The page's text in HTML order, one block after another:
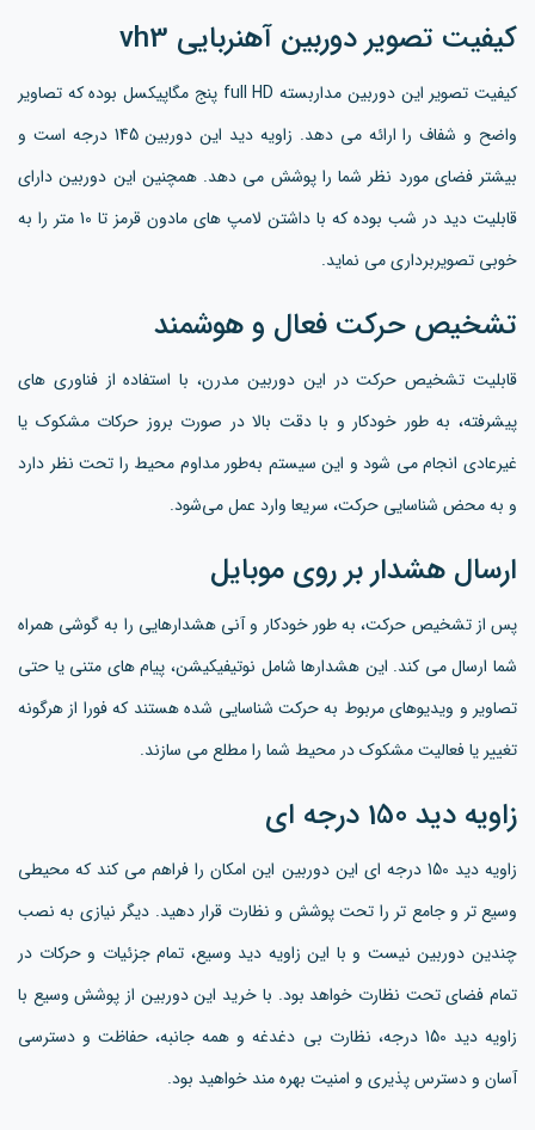
کیفیت تصویر دوربین آهنربایی vh3
کیفیت تصویر این دوربین مداربسته full HD پنج مگاپیکسل بوده که تصاویر
واضح و شفاف را ارائه می دهد. زاویه دید این دوربین 145 درجه است و
بیشتر فضای مورد نظر شما را پوشش می دهد. همچنین این دوربین دارای
قابلیت دید در شب بوده که با داشتن لامپ های مادون قرمز تا 10 متر را به
خوبی تصویربرداری می نماید.
تشخیص حرکت فعال و هوشمند
قابلیت تشخیص حرکت در این دوربین مدرن، با استفاده از فناوری های
پیشرفته، به طور خودکار و با دقت بالا در صورت بروز حرکات مشکوک یا
غیرعادی انجام می شود و این سیستم به‌طور مداوم محیط را تحت نظر دارد
و به محض شناسایی حرکت، سریعا وارد عمل می‌شود.
ارسال هشدار بر روی موبایل
پس از تشخیص حرکت، به طور خودکار و آنی هشدارهایی را به گوشی همراه
شما ارسال می کند. این هشدارها شامل نوتیفیکیشن، پیام های متنی یا حتی
تصاویر و ویدیوهای مربوط به حرکت شناسایی شده هستند که فورا از هرگونه
تغییر یا فعالیت مشکوک در محیط شما را مطلع می سازند.
زاویه دید 150 درجه ای
زاویه دید 150 درجه ای این دوربین این امکان را فراهم می کند که محیطی
وسیع تر و جامع تر را تحت پوشش و نظارت قرار دهید. دیگر نیازی به نصب
چندین دوربین نیست و با این زاویه دید وسیع، تمام جزئیات و حرکات در
تمام فضای تحت نظارت خواهد بود. با خرید این دوربین از پوشش وسیع با
زاویه دید 150 درجه، نظارت بی دغدغه و همه جانبه، حفاظت و دسترسی
آسان و دسترس پذیری و امنیت بهره مند خواهید بود.